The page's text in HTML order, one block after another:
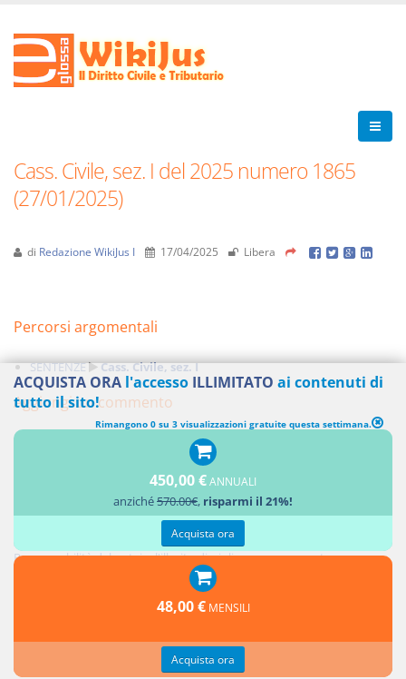
Cass. Civile, sez. I del 2025 numero 1865
(27/01/2025)
di Redazione WikiJus I 17/04/2025 Libera
Percorsi argomentali
SENTENZE Cass. Civile, sez. I
Aggiungi un commento
Responsabilità del notaio: i controlli sui soggetti e sull'oggetto dell'atto
Responsabilità del notaio: l'illecito disciplinare conseguente
Credito privilegiato del promissario acquirente e ipoteche sul bene
Reciprocità delle concessioni
Tutti gli ultimi contributi >
ACQUISTA ORA l'accesso ILLIMITATO ai contenuti di
tutto il sito!
Rimangono 0 su 3 visualizzazioni gratuite questa settimana.
450,00 €ANNUALI
anziché570.00€, risparmi il 21%!
Acquista ora
48,00 € MENSILI
Acquista ora